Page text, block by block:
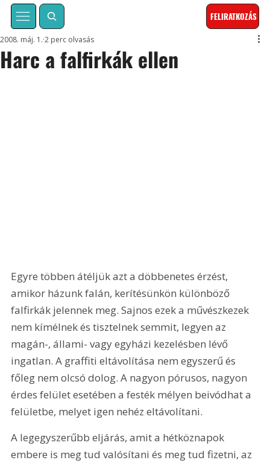
FELIRATKOZÁS
Harc a falfirkák ellen
2008. máj. 1. 2 perc olvasás
Egyre többen átéljük azt a döbbenetes érzést,
amikor házunk falán, kerítésünkön különböző
falfirkák jelennek meg. Sajnos ezek a művészkezek
nem kímélnek és tisztelnek semmit, legyen az
magán-, állami- vagy egyházi kezelésben lévő
ingatlan. A graffiti eltávolítása nem egyszerű és
főleg nem olcsó dolog. A nagyon pórusos, nagyon
érdes felület esetében a festék mélyen beivódhat a
felületbe, melyet igen nehéz eltávolítani.
A legegyszerűbb eljárás, amit a hétköznapok
embere is meg tud valósítani és meg tud fizetni, az